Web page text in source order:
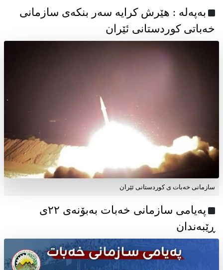
به‌په‌له‌ : هێرش کرایە سەر بنکەی سازمانی
خەباتی کوردستانی ئێران
سازمانی خەبات ی کوردستانی ئێران
پەیامی سازمانی خەبات بەبۆنەی ۲۲ی
ڕێبەندان